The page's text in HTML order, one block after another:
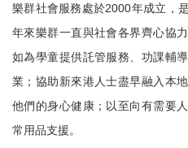
樂群社會服務處於2000年成立，
年來樂群一直與社會各界齊心協
如為學童提供託管服務、功課輔
業；協助新來港人士盡早融入本
他們的身心健康；以至向有需要
常用品支援。